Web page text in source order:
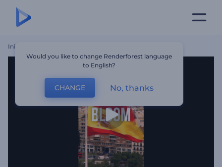
Inicio
Would you like to change Renderforest language
to English?
CHANGE No, thanks